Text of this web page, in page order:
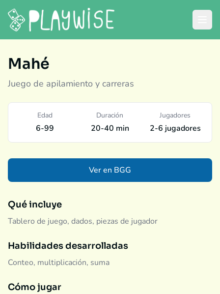
Mahé
Juego de apilamiento y carreras
Edad
6-99
Duración
20-40 min
Jugadores
2-6 jugadores
Ver en BGG
Qué incluye
Tablero de juego, dados, piezas de jugador
Habilidades desarrolladas
Conteo, multiplicación, suma
Cómo jugar